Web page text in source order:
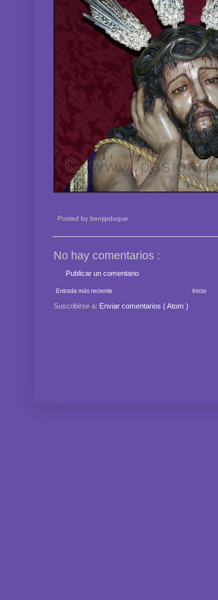
Posted by benjipduque
No hay comentarios :
Publicar un comentario
Entrada más reciente Inicio
Suscribirse a: Enviar comentarios ( Atom )